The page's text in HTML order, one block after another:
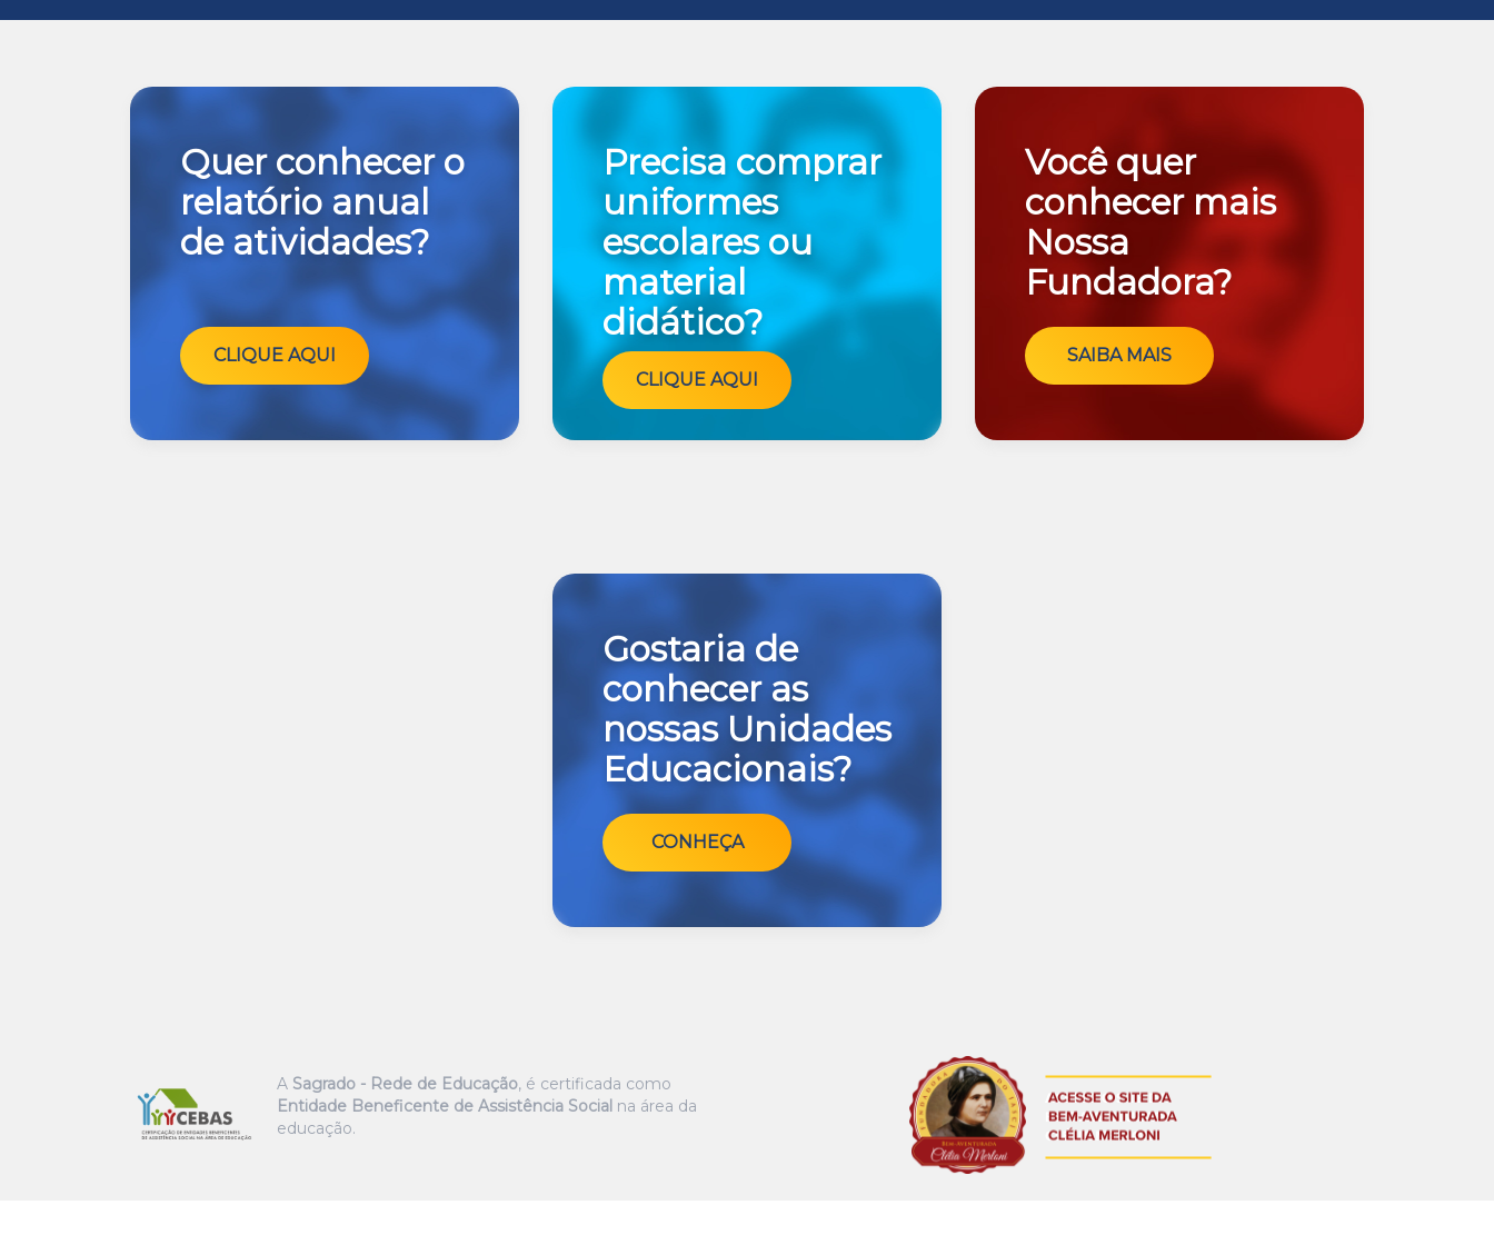
Quer conhecer o
relatório anual
de atividades?
CLIQUE AQUI
Precisa comprar
uniformes
escolares ou
material
didático?
CLIQUE AQUI
Você quer
conhecer mais
Nossa
Fundadora?
SAIBA MAIS
Gostaria de
conhecer as
nossas Unidades
Educacionais?
CONHEÇA
A Sagrado - Rede de Educação, é certificada como
Entidade Beneficente de Assistência Social na área da
educação.